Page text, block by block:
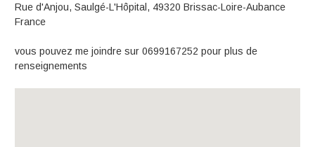
Rue d'Anjou, Saulgé-L'Hôpital, 49320 Brissac-Loire-Aubance
France
vous pouvez me joindre sur 0699167252 pour plus de
renseignements